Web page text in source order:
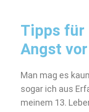
Tipps für
Angst
Man mag es
sogar ich aus
meinem 13.